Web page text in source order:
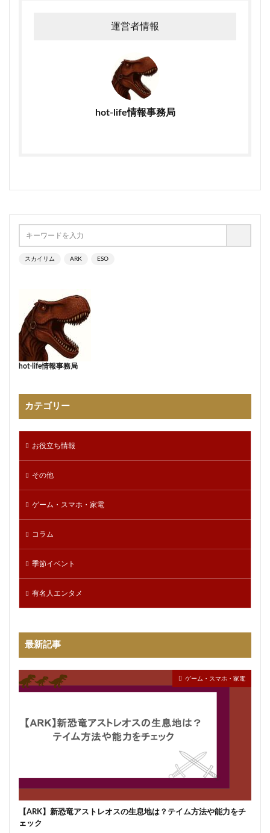
運営者情報
hot-life情報事務局
スカイリム ARK ESO
hot-life情報事務局
カテゴリー
お役立ち情報
その他
ゲーム・スマホ・家電
コラム
季節イベント
有名人エンタメ
最新記事
ゲーム・スマホ・家電
【ARK】新恐竜アストレオスの生息地は？テイム方法や能力をチ
ェック